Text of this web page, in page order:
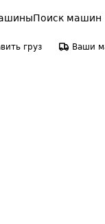
Поиск машин
груз Ваши